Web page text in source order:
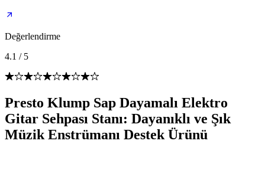
Değerlendirme
4.1 / 5
Presto Klump Sap Dayamalı Elektro
Gitar Sehpası Stanı: Dayanıklı ve Şık
Müzik Enstrümanı Destek Ürünü